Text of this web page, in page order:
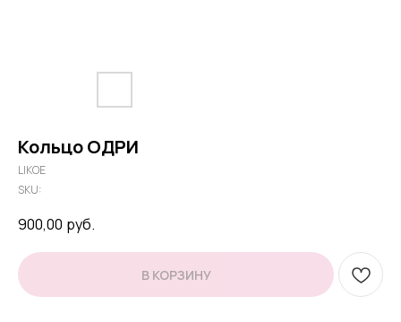
Кольцо ОДРИ
LIKOE
SKU:
900,00 руб.
В КОРЗИНУ